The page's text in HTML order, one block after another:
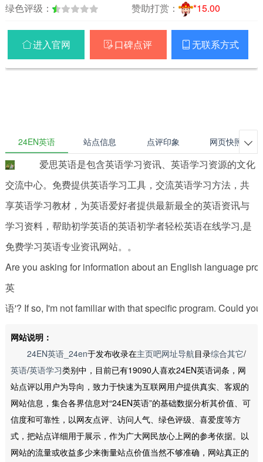
绿色评级：
赞助打赏： *15.00
进入官网  口碑点评  无联系方式
24EN英语 站点信息 点评印象 网页快照 
爱思英语是包含英语学习资讯、英语学习资源的文化
交流中心。免费提供英语学习工具，交流英语学习方法，共
享英语学习教材，为英语爱好者提供最新最全的英语资讯与
学习资料，帮助初学英语的英语初学者轻松英语在线学习,是
免费学习英语专业资讯网站。。
Are you asking for information about an English language
英
语'? If so, I'm not familiar with that specific program. Could
网站说明：
24EN英语_24en于发布收录在主页吧网址导航目录综合其它/
英语/英语学习类别中，目前已有19090人喜欢24EN英语词条，网
站点评以用户为导向，致力于快速为互联网用户提供真实、客观的
网站信息，集合各界信息对“24EN英语”的基础数据分析其价值、可
信度和可靠性，以网友点评、访问人气、绿色评级、喜爱度等方
式，把站点详细用于展示，作为广大网民放心上网的参考依据。以
网站的流量或收益多少来衡量站点价值当然不够准确，网站真正的